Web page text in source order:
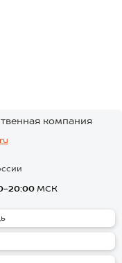
компания
20:00 МСК